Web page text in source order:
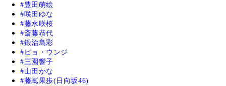
豊田萌絵
咲田ゆな
藤水咲桜
斎藤恭代
鍛治島彩
ピョ・ウンジ
三園響子
山田かな
藤嶌果歩(日向坂46)